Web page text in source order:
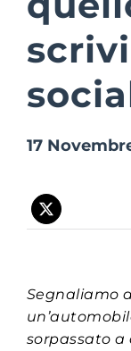
Suite Login
17
Segnaliamo
sorpassato a